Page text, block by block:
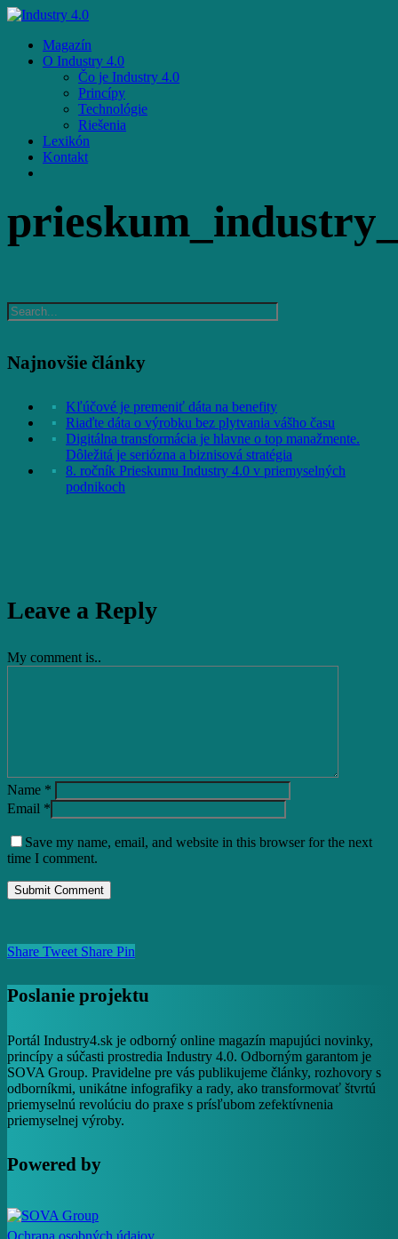
Skip
main
content
Menu
Magazín
O Industry 4.0
Čo je Industry 4.0
Princípy
Technológie
Riešenia
Lexikón
Kontakt
Najnovšie články
Kľúčové je premeniť dáta na benefity
Riaďte dáta o výrobku bez plytvania vášho času
Digitálna transformácia je hlavne o top manažmente.
Dôležitá je seriózna a biznisová stratégia
8. ročník Prieskumu Industry 4.0 v priemyselných
podnikoch
Leave a Reply
My comment is..
Name *
Email *
Save my name, email, and website in this browser for the next
time I comment.
Share Tweet Share Pin
Poslanie projektu
Portál Industry4.sk je odborný online magazín mapujúci novinky,
princípy a súčasti prostredia Industry 4.0. Odborným garantom je
SOVA Group. Pravidelne pre vás publikujeme články, rozhovory s
odborníkmi, unikátne infografiky a rady, ako transformovať štvrtú
priemyselnú revolúciu do praxe s prísľubom zefektívnenia
priemyselnej výroby.
Powered by